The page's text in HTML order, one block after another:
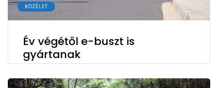
KÖZÉLET
Év végétől e-buszt is
gyártanak